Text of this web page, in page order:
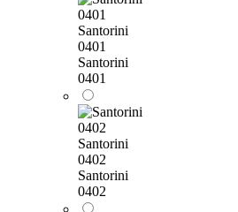
Santorini
0401
Santorini
0401
Santorini
0402
Santorini
0402